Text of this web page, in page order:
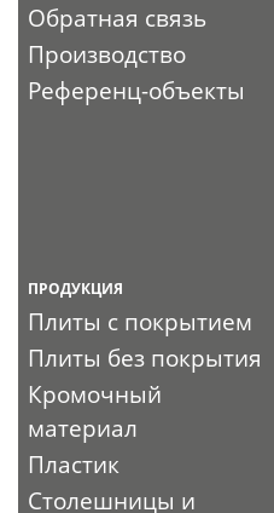
Обратная связь
Производство
Референц-объекты
ПРОДУКЦИЯ
Плиты с покрытием
Плиты без покрытия
Кромочный
материал
Пластик
Столешницы и